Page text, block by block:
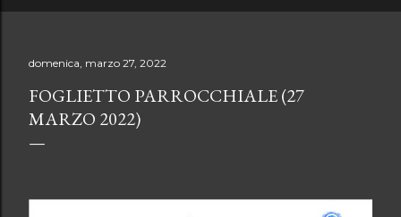
domenica, marzo 27, 2022
FOGLIETTO PARROCCHIALE (27
MARZO 2022)